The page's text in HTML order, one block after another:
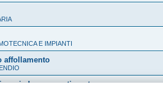
E IMPIANTI
affollamento
muri che compartimentano